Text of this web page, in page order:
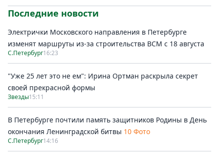
Последние новости
Электрички Московского направления в Петербурге
изменят маршруты из-за строительства ВСМ с 18 августа
С.Петербург16:23
"Уже 25 лет это не ем": Ирина Ортман раскрыла секрет
своей прекрасной формы
Звезды15:11
В Петербурге почтили память защитников Родины в День
окончания Ленинградской битвы 10 Фото
С.Петербург14:16